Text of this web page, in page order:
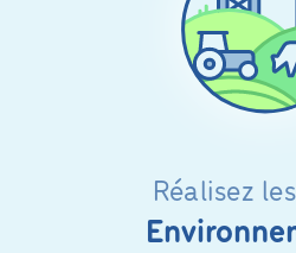
Réalisez